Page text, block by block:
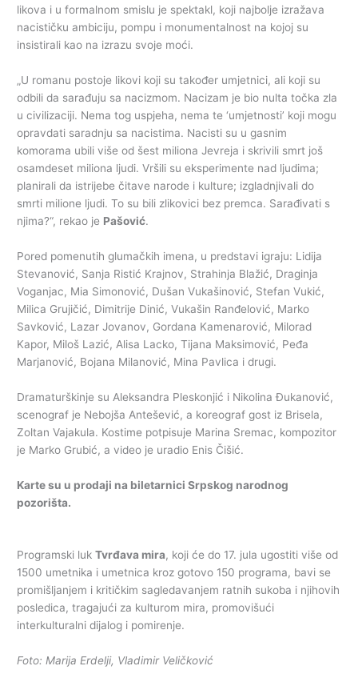
likova i u formalnom smislu je spektakl, koji najbolje izražava
nacističku ambiciju, pompu i monumentalnost na kojoj su
insistirali kao na izrazu svoje moći.
„U romanu postoje likovi koji su također umjetnici, ali koji su
odbili da sarađuju sa nacizmom. Nacizam je bio nulta točka zla
u civilizaciji. Nema tog uspjeha, nema te ‘umjetnosti’ koji mogu
opravdati saradnju sa nacistima. Nacisti su u gasnim
komorama ubili više od šest miliona Jevreja i skrivili smrt još
osamdeset miliona ljudi. Vršili su eksperimente nad ljudima;
planirali da istrijebe čitave narode i kulture; izgladnjivali do
smrti milione ljudi. To su bili zlikovici bez premca. Sarađivati s
njima?“, rekao je Pašović.
Pored pomenutih glumačkih imena, u predstavi igraju: Lidija
Stevanović, Sanja Ristić Krajnov, Strahinja Blažić, Draginja
Voganjac, Mia Simonović, Dušan Vukašinović, Stefan Vukić,
Milica Grujičić, Dimitrije Dinić, Vukašin Ranđelović, Marko
Savković, Lazar Jovanov, Gordana Kamenarović, Milorad
Kapor, Miloš Lazić, Alisa Lacko, Tijana Maksimović, Peđa
Marjanović, Bojana Milanović, Mina Pavlica i drugi.
Dramaturškinje su Aleksandra Pleskonjić i Nikolina Đukanović,
scenograf je Nebojša Antešević, a koreograf gost iz Brisela,
Zoltan Vajakula. Kostime potpisuje Marina Sremac, kompozitor
je Marko Grubić, a video je uradio Enis Čišić.
Karte su u prodaji na biletarnici Srpskog narodnog
pozorišta.
Programski lukTvrđava mira, koji će do 17. jula ugostiti više od
1500 umetnika i umetnica kroz gotovo 150 programa, bavi se
promišljanjem i kritičkim sagledavanjem ratnih sukoba i njihovih
posledica, tragajući za kulturom mira, promovišući
interkulturalni dijalog i pomirenje.
Foto: Marija Erdelji, Vladimir Veličković